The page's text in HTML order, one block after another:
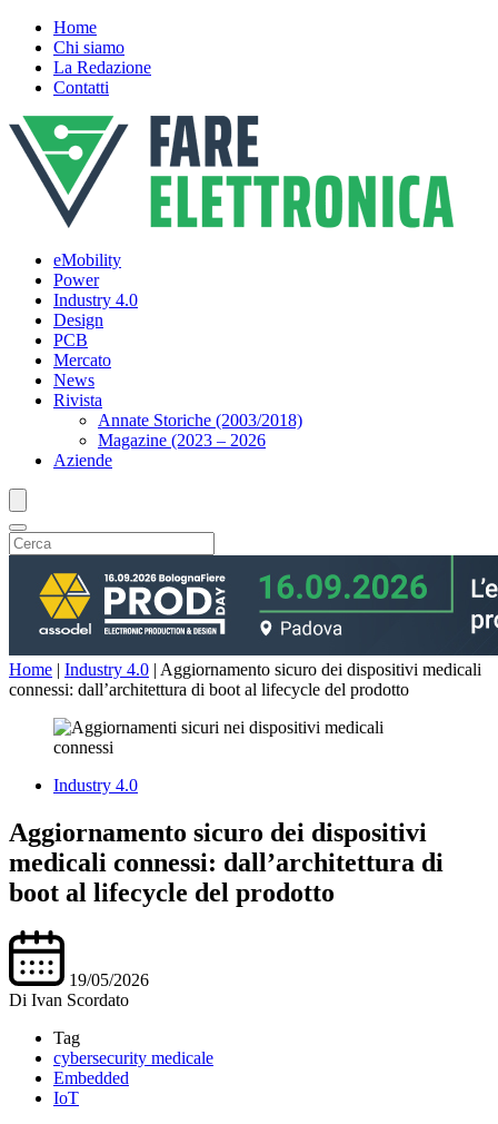
Home
Chi siamo
La Redazione
Contatti
eMobility
Power
Industry 4.0
Design
PCB
Mercato
News
Rivista
Annate Storiche (2003/2018)
Magazine (2023 – 2026
Aziende
Home | Industry 4.0 | Aggiornamento sicuro dei dispositivi medicali
connessi: dall’architettura di boot al lifecycle del prodotto
Industry 4.0
Aggiornamento sicuro dei dispositivi
medicali connessi: dall’architettura di
boot al lifecycle del prodotto
19/05/2026
Di Ivan Scordato
Tag
cybersecurity medicale
Embedded
IoT